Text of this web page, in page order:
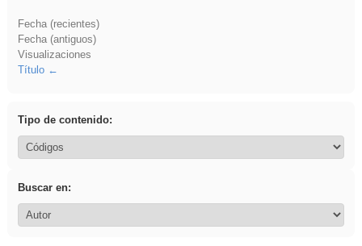
Fecha (recientes)
Fecha (antiguos)
Visualizaciones
Título
Tipo de contenido:
Buscar en: